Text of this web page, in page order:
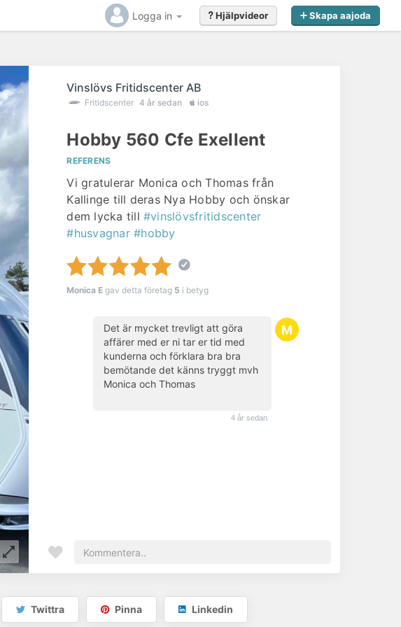
Logga in Skapa aajoda
Hjälpvideor
Vinslövs Fritidscenter AB
Fritidscenter 4 år sedan ios
Hobby 560 Cfe Exellent
REFERENS
Vi gratulerar Monica och Thomas från
Kallinge till deras Nya Hobby och önskar
dem lycka till#vinslövsfritidscenter
#husvagnar #hobby
Monica E gav detta företag 5 i betyg
Det är mycket trevligt att göra
affärer med er ni tar er tid med
kunderna och förklara bra bra
bemötande det känns tryggt mvh
Monica och Thomas
4 år sedan
Twittra Pinna Linkedin